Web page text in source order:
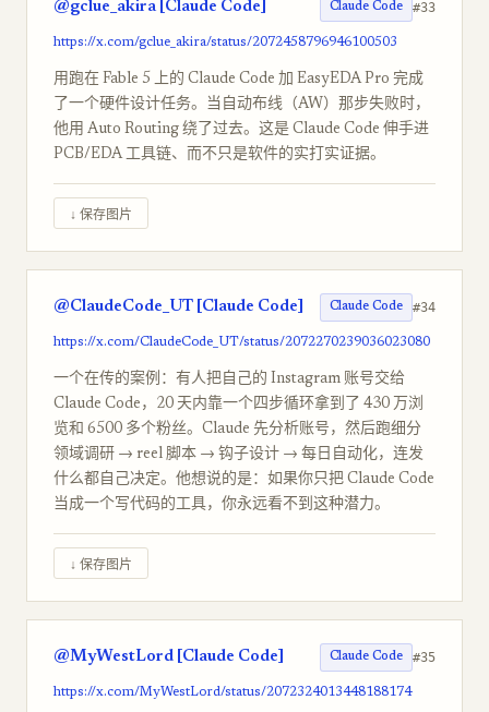
@gclue_akira [Claude Code] Claude Code #33
https://x.com/gclue_akira/status/2072458796946100503
用跑在 Fable 5 上的 Claude Code 加 EasyEDA Pro 完成
了一个硬件设计任务。当自动布线（AW）那步失败时，
他用 Auto Routing 绕了过去。这是 Claude Code 伸手进
PCB/EDA 工具链、而不只是软件的实打实证据。
↓ 保存图片
@ClaudeCode_UT [Claude Code] Claude Code #34
https://x.com/ClaudeCode_UT/status/2072270239036023080
一个在传的案例：有人把自己的 Instagram 账号交给
Claude Code，20 天内靠一个四步循环拿到了 430 万浏
览和 6500 多个粉丝。Claude 先分析账号，然后跑细分
领域调研 → reel 脚本 → 钩子设计 → 每日自动化，连发
什么都自己决定。他想说的是：如果你只把 Claude Code
当成一个写代码的工具，你永远看不到这种潜力。
↓ 保存图片
@MyWestLord [Claude Code] Claude Code #35
https://x.com/MyWestLord/status/2072324013448188174